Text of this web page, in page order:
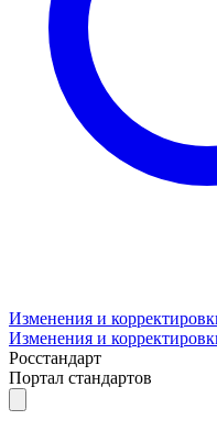
Изменения и
Изменения и
Росстандарт
Портал стандартов